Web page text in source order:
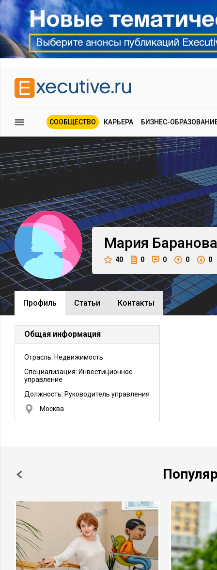
СООБЩЕСТВО КАРЬЕРА БИЗНЕС-
Мария Баранова
40 0 0 0 0
Профиль Cтатьи Контакты
Общая информация
Отрасль: Недвижимость
Специализация: Инвестиционное
управление
Должность: Руководитель управления
Москва